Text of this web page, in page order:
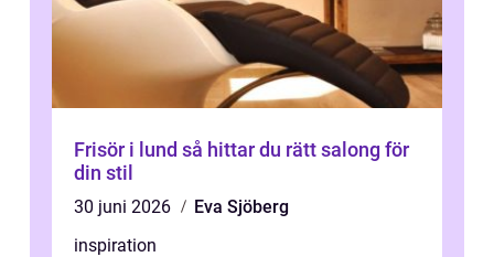
Frisör i lund så hittar du rätt salong för
din stil
30 juni 2026
Eva Sjöberg
inspiration